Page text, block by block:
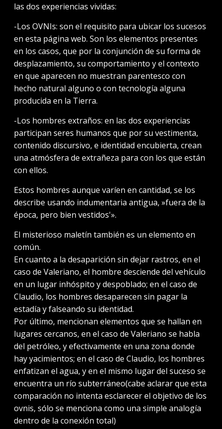
las dos experiencias vividas:
-Los OVNIs: son el requisito para ubicar los sucesos
en esta página web. Son los elementos presentes
en los casos, que por la conjunción de su forma de
desplazamiento, su comportamiento y el contexto
en que aparecen no muestran parentesco con
hecho natural alguno o con tecnología alguna
producida en la Tierra.
-Los hombres extraños: en las dos experiencias
participan seres humanos que por su vestimenta,
contenido discursivo, e identidad encubierta, crean
una atmósfera de extrañeza para con los que están
con ellos.
Estos hombres aunque varíen en cantidad, se los
describe usando indumentaria antigua, »fuera de la
época, pero bien vestidos'».
El misterioso maletín también es un elemento en
común.
En cuanto a la desaparición sin dejar rastros, en el
caso de Valeriano, el hombre desciende del vehículo
en un lugar inhóspito y despoblado; en el caso de
Claudio, los hombres desaparecen sin pagar la
estadía y falseando su identidad.
Por último, mencionan elementos que se hallan en
lugares cercanos, en el caso de Valeriano se habla
del petróleo, y efectivamente en una zona donde
hay yacimientos; en el caso de Claudio, los hombres
enfatizan el agua, y en el mismo lugar del suceso se
encuentra un río subterráneo(cabe aclarar que esta
comparación no intenta esclarecer el objetivo de los
ovnis, sólo se menciona como una simple analogía
dentro de la conexión total)